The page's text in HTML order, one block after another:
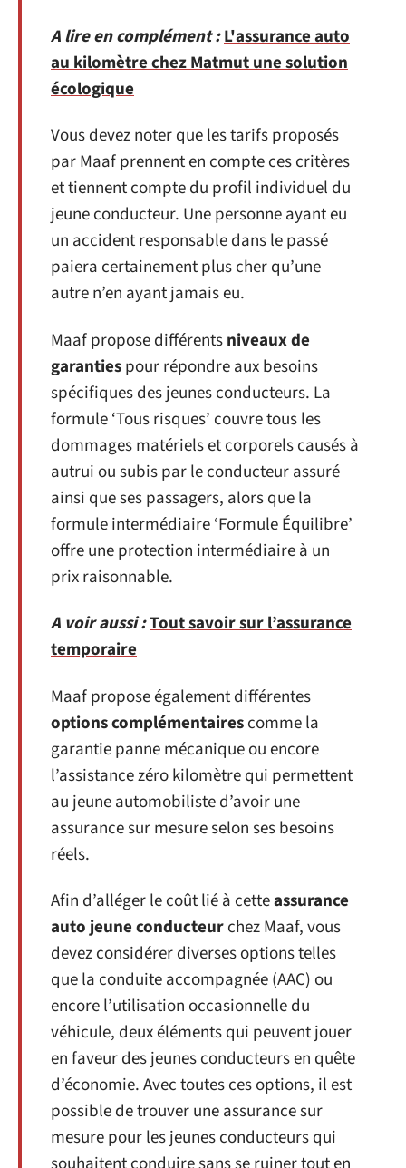
A lire en complément :L'assurance auto
au kilomètre chez Matmut une solution
écologique
Vous devez noter que les tarifs proposés
par Maaf prennent en compte ces critères
et tiennent compte du profil individuel du
jeune conducteur. Une personne ayant eu
un accident responsable dans le passé
paiera certainement plus cher qu’une
autre n’en ayant jamais eu.
Maaf propose différentsniveaux de
garantiespour répondre aux besoins
spécifiques des jeunes conducteurs. La
formule ‘Tous risques’ couvre tous les
dommages matériels et corporels causés à
autrui ou subis par le conducteur assuré
ainsi que ses passagers, alors que la
formule intermédiaire ‘Formule Équilibre’
offre une protection intermédiaire à un
prix raisonnable.
A voir aussi :Tout savoir sur l’assurance
temporaire
Maaf propose également différentes
options complémentairescomme la
garantie panne mécanique ou encore
l’assistance zéro kilomètre qui permettent
au jeune automobiliste d’avoir une
assurance sur mesure selon ses besoins
réels.
Afin d’alléger le coût lié à cetteassurance
auto jeune conducteurchez Maaf, vous
devez considérer diverses options telles
que la conduite accompagnée (AAC) ou
encore l’utilisation occasionnelle du
véhicule, deux éléments qui peuvent jouer
en faveur des jeunes conducteurs en quête
d’économie. Avec toutes ces options, il est
possible de trouver une assurance sur
mesure pour les jeunes conducteurs qui